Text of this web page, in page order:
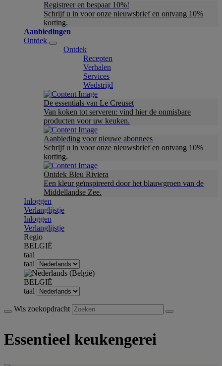
Registreer en bespaar 10%!
Schrijf u in voor onze nieuwsbrief en ontvang 10%
korting.
Aanbiedingen
Ontdek
Ontdek
Recepten
Verhalen
Services
Wedstrijd
De essentials van Le Creuset
Van koken tot serveren: vind hier de onmisbare
producten voor uw keuken.
Aanbieding voor nieuwe abonnees
Schrijf u in voor onze nieuwsbrief en ontvang 10%
korting.
Ontdek Bleu Riviera
Een kleur geïnspireerd door het blauwgroen van de
Middellandse Zee.
Inloggen
Verlanglijstje
Inloggen
Verlanglijstje
Regio
BELGIË
taal
taal
BELGIË
taal
Wis zoekopdracht
Essentieel keukengerei